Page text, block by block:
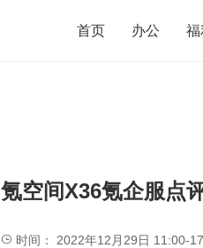
首页 办公 福
氪空间X36氪企服点
时间：
2022年12月29日 11:00-